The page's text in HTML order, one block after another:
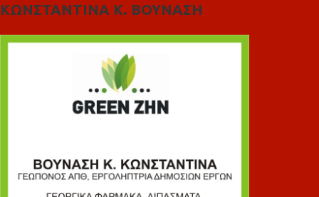
ΚΩΝΣΤΑΝΤΙΝΑ Κ. ΒΟΥΝΑΣΗ